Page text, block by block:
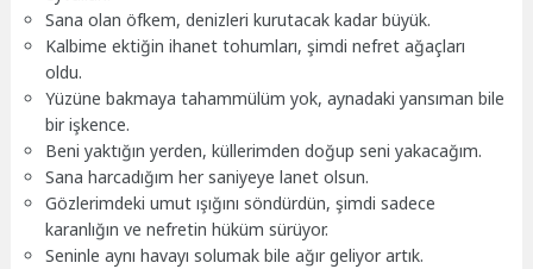
Sana olan öfkem, denizleri kurutacak kadar büyük.
Kalbime ektiğin ihanet tohumları, şimdi nefret ağaçları
oldu.
Yüzüne bakmaya tahammülüm yok, aynadaki yansıman bile
bir işkence.
Beni yaktığın yerden, küllerimden doğup seni yakacağım.
Sana harcadığım her saniyeye lanet olsun.
Gözlerimdeki umut ışığını söndürdün, şimdi sadece
karanlığın ve nefretin hüküm sürüyor.
Seninle aynı havayı solumak bile ağır geliyor artık.